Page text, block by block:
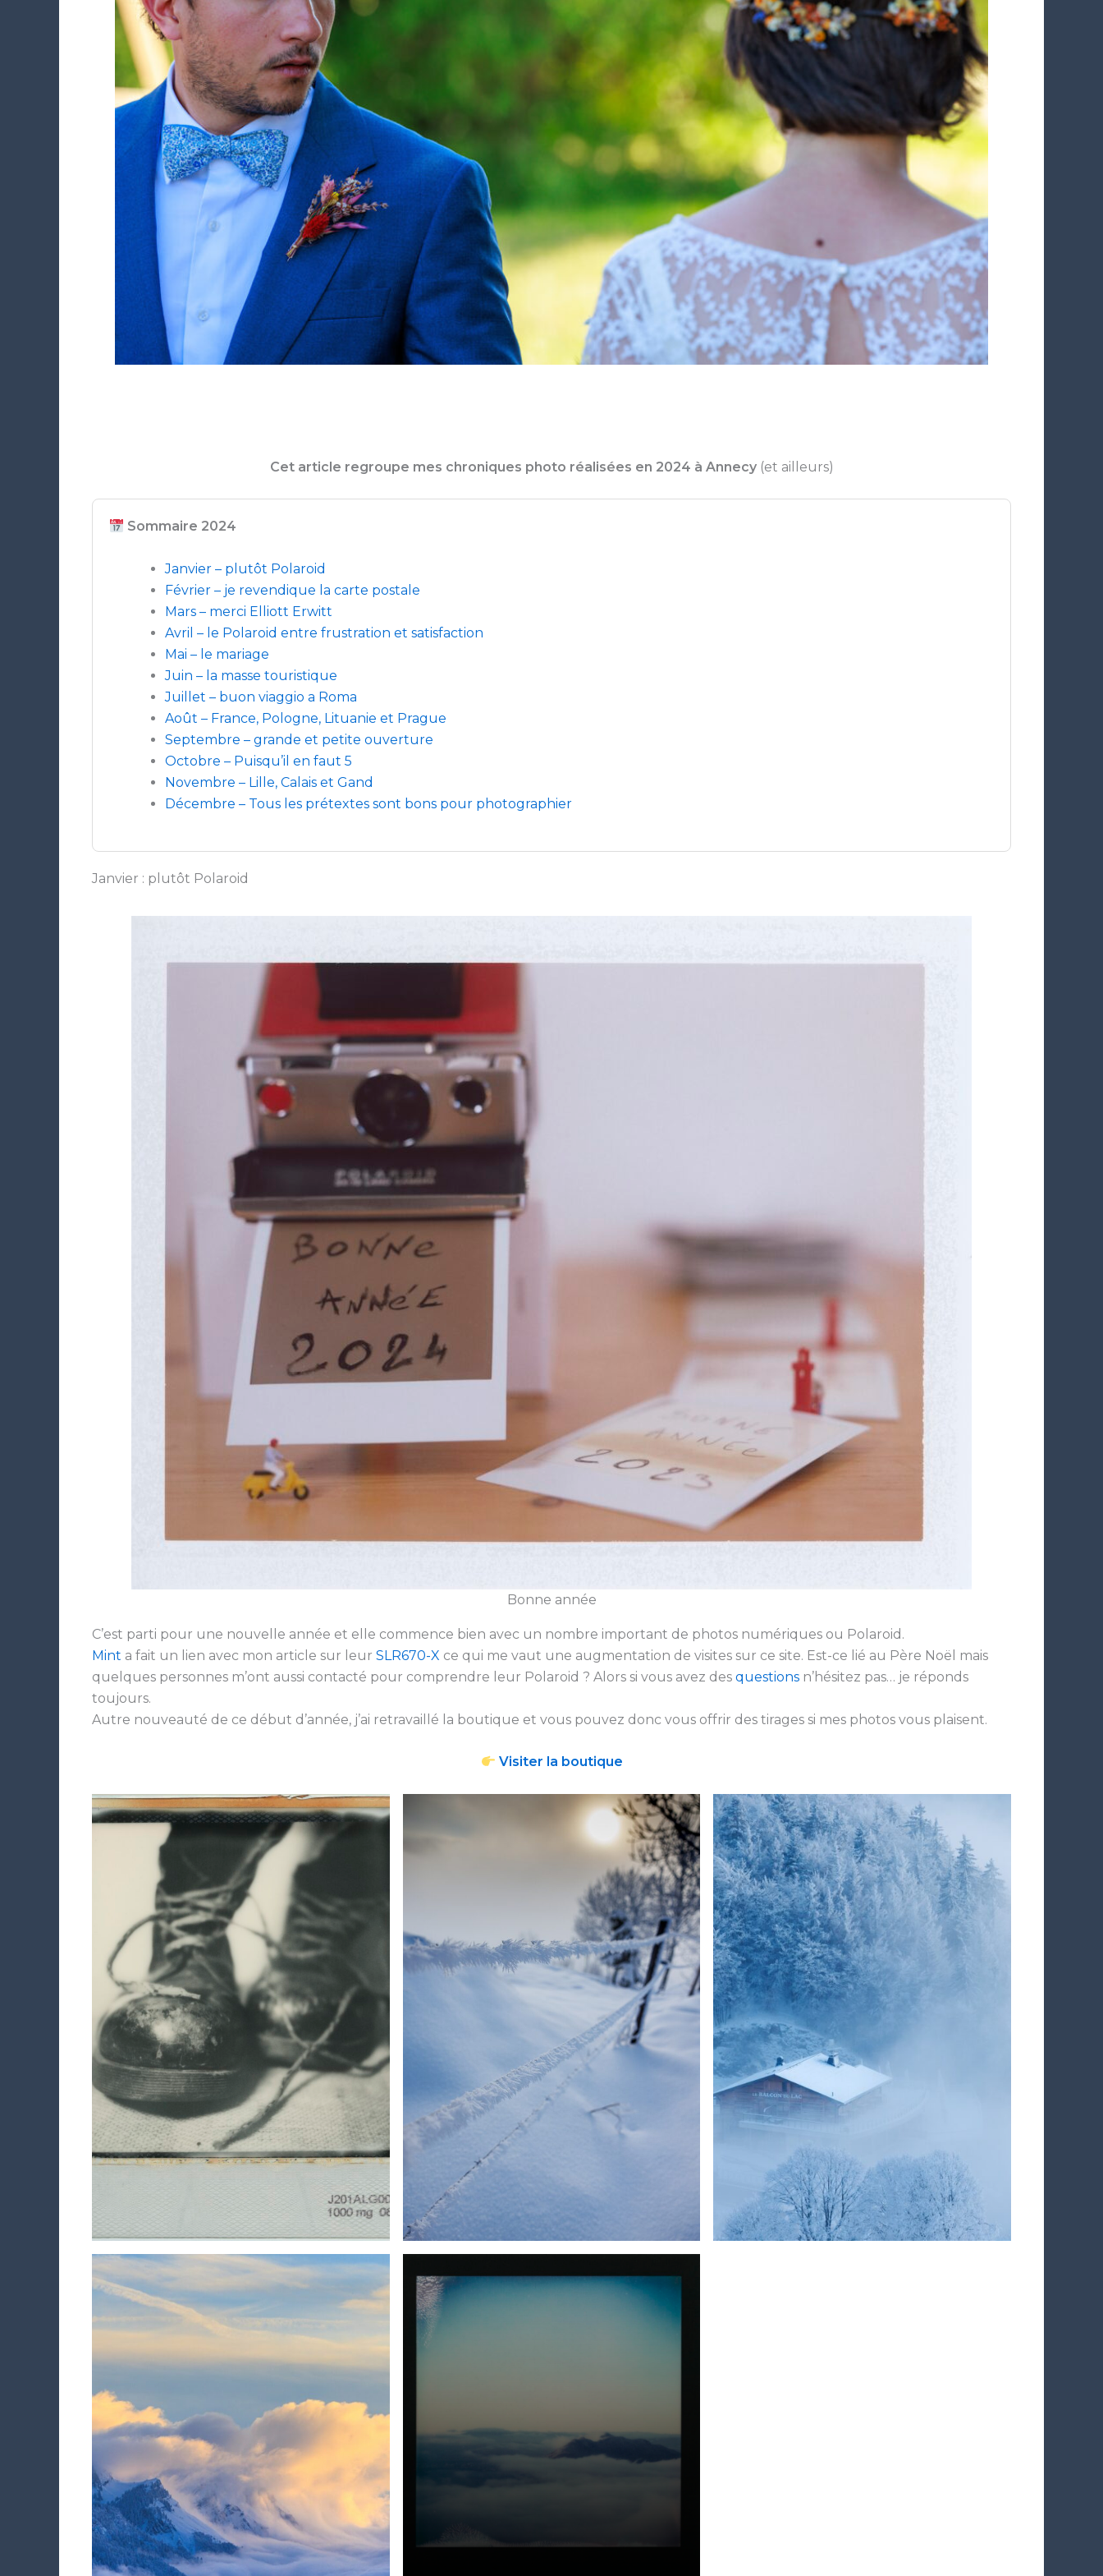
Cet article regroupe mes chroniques photo réalisées en 2024 à Annecy(et ailleurs)
Sommaire 2024
Janvier – plutôt Polaroid
Février – je revendique la carte postale
Mars – merci Elliott Erwitt
Avril – le Polaroid entre frustration et satisfaction
Mai – le mariage
Juin – la masse touristique
Juillet – buon viaggio a Roma
Août – France, Pologne, Lituanie et Prague
Septembre – grande et petite ouverture
Octobre – Puisqu’il en faut 5
Novembre – Lille, Calais et Gand
Décembre – Tous les prétextes sont bons pour photographier
Janvier : plutôt Polaroid
Bonne année
C’est parti pour une nouvelle année et elle commence bien avec un nombre important de photos numériques ou Polaroid.
Mint a fait un lien avec mon article sur leur SLR670-X ce qui me vaut une augmentation de visites sur ce site. Est-ce lié au Père Noël mais
quelques personnes m’ont aussi contacté pour comprendre leur Polaroid ? Alors si vous avez des questions n’hésitez pas… je réponds
toujours.
Autre nouveauté de ce début d’année, j’ai retravaillé la boutique et vous pouvez donc vous offrir des tirages si mes photos vous plaisent.
Visiter la boutique